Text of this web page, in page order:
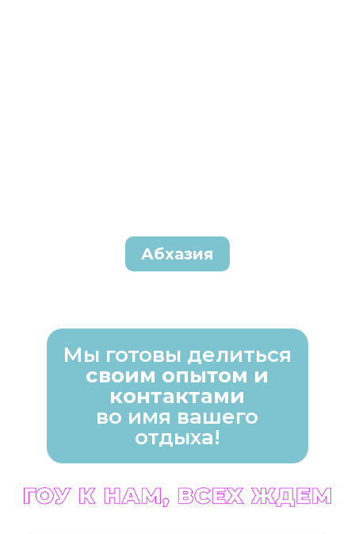
Абхазия
Мы готовы делиться
своим опытом и
контактами
во имя вашего
отдыха!